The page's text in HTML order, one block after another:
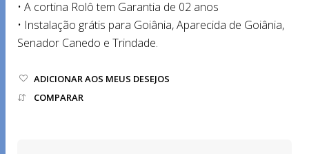
• A cortina Rolô tem Garantia de 02 anos
• Instalação grátis para Goiânia, Aparecida de Goiânia,
Senador Canedo e Trindade.
ADICIONAR AOS MEUS DESEJOS
COMPARAR